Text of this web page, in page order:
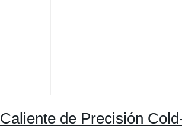
de Precisión